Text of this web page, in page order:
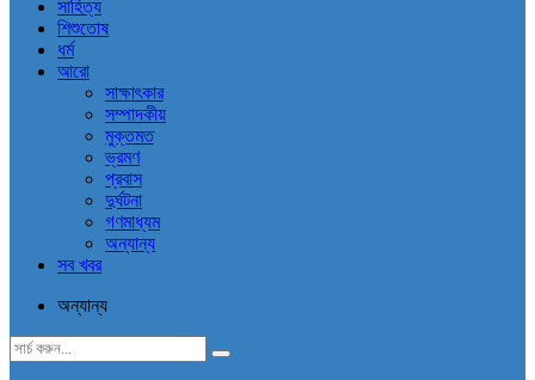
সাহিত্য
শিশুতোষ
ধর্ম
আরো
সাক্ষাৎকার
সম্পাদকীয়
মুক্তমত
ভ্রমণ
প্রবাস
দুর্ঘটনা
গণমাধ্যম
অন্যান্য
সব খবর
অন্যান্য